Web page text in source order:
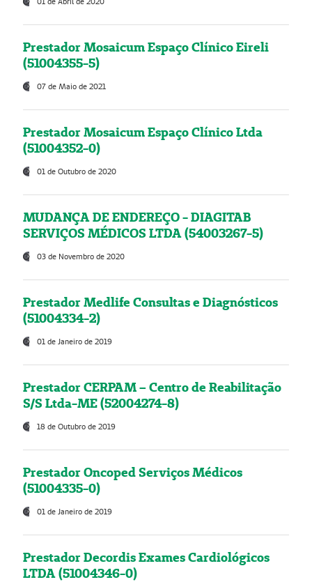
Prestador Mosaicum Espaço Clínico Eireli
(51004355-5)
07 de Maio de 2021
Prestador Mosaicum Espaço Clínico Ltda
(51004352-0)
01 de Outubro de 2020
MUDANÇA DE ENDEREÇO - DIAGITAB
SERVIÇOS MÉDICOS LTDA (54003267-5)
03 de Novembro de 2020
Prestador Medlife Consultas e Diagnósticos
(51004334-2)
01 de Janeiro de 2019
Prestador CERPAM – Centro de Reabilitação
S/S Ltda-ME (52004274-8)
18 de Outubro de 2019
Prestador Oncoped Serviços Médicos
(51004335-0)
01 de Janeiro de 2019
Prestador Decordis Exames Cardiológicos
LTDA (51004346-0)